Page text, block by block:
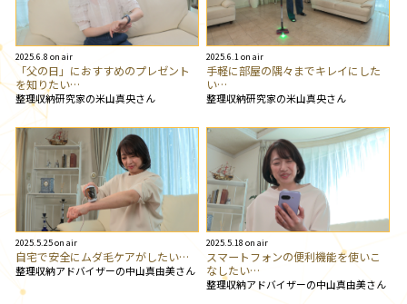
2025.6.8 on air
「父の日」におすすめのプレゼント
を知りたい…
整理収納研究家の米山真央さん
2025.6.1 on air
手軽に部屋の隅々までキレイにした
い…
整理収納研究家の米山真央さん
2025.5.25 on air
自宅で安全にムダ毛ケアがしたい…
整理収納アドバイザーの中山真由美さん
2025.5.18 on air
スマートフォンの便利機能を使いこ
なしたい…
整理収納アドバイザーの中山真由美さん